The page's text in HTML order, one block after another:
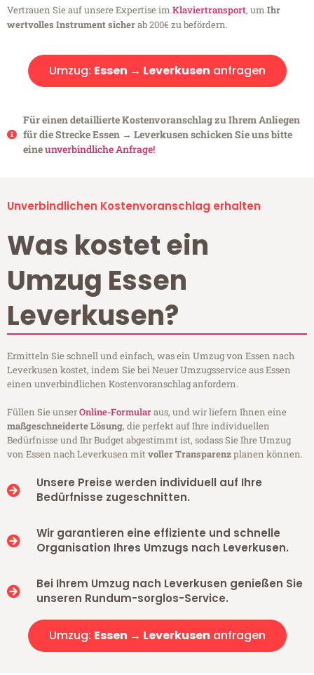
Vertrauen Sie auf unsere Expertise im Klaviertransport, um Ihr
wertvolles Instrument sicherab 200€ zu befördern.
Umzug: Essen → Leverkusen anfragen
Für einen detaillierte Kostenvoranschlag zu Ihrem Anliegen
für die Strecke Essen → Leverkusen schicken Sie uns bitte
eineunverbindliche Anfrage!
Unverbindlichen Kostenvoranschlag erhalten
Was kostet ein
Umzug Essen
Leverkusen?
Ermitteln Sie schnell und einfach, was ein Umzug von Essen nach
Leverkusen kostet, indem Sie bei Neuer Umzugsservice aus Essen
einen unverbindlichen Kostenvoranschlag anfordern.
Füllen Sie unserOnline-Formularaus, und wir liefern Ihnen eine
maßgeschneiderte Lösung, die perfekt auf Ihre individuellen
Bedürfnisse und Ihr Budget abgestimmt ist, sodass Sie Ihre Umzug
von Essen nach Leverkusen mitvoller Transparenzplanen können.
Unsere Preise werden individuell auf Ihre
Bedürfnisse zugeschnitten.
Wir garantieren eine effiziente und schnelle
Organisation Ihres Umzugs nach Leverkusen.
Bei Ihrem Umzug nach Leverkusen genießen Sie
unseren Rundum-sorglos-Service.
Umzug: Essen → Leverkusen anfragen